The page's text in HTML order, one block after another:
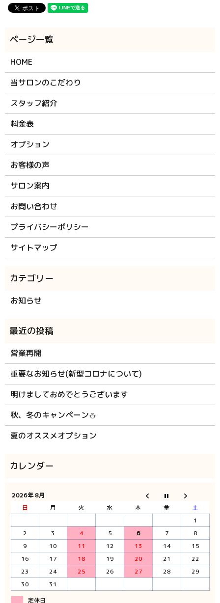
HOME
当サロンのこだわり
スタッフ紹介
料金表
オプション
お客様の声
サロン案内
お問い合わせ
プライバシーポリシー
サイトマップ
お知らせ
営業再開
重要なお知らせ(新型コロナについて)
明けましておめでとうございます
秋、冬のキャンペーン⛄
夏のオススメオプション
2026年 8月
日
月 火 水 木 金
土
1
2
3 4 5 6 7
8
9
10 11 12 13 14
15
16
17 18 19 20 21
22
23
24 25 26 27 28
29
30
31
定休日